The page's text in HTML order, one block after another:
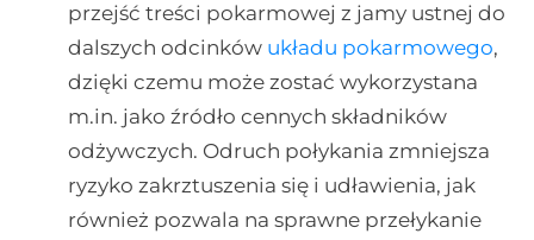
przejść treści pokarmowej z jamy ustnej do
dalszych odcinków układu pokarmowego,
dzięki czemu może zostać wykorzystana
m.in. jako źródło cennych składników
odżywczych. Odruch połykania zmniejsza
ryzyko zakrztuszenia się i udławienia, jak
również pozwala na sprawne przełykanie